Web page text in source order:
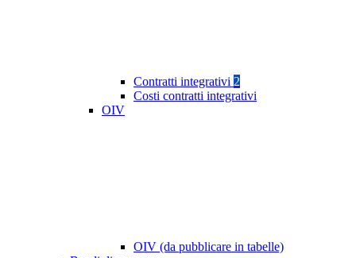
Contratti integrativi 2
Costi contratti integrativi
OIV
OIV (da pubblicare in tabelle)